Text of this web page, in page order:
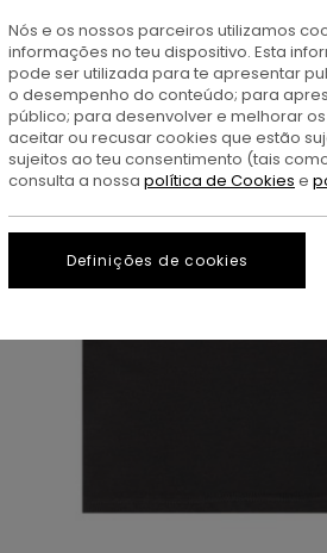
Nós e os nossos parceiros utilizamos
informações no teu dispositivo. Esta
pode ser utilizada para te apresentar
o desempenho do conteúdo; para
público; para desenvolver e melhorar
aceitar ou recusar cookies que estão
sujeitos ao teu consentimento (tais
consulta a nossa política de Cookies e
Definições de cookies